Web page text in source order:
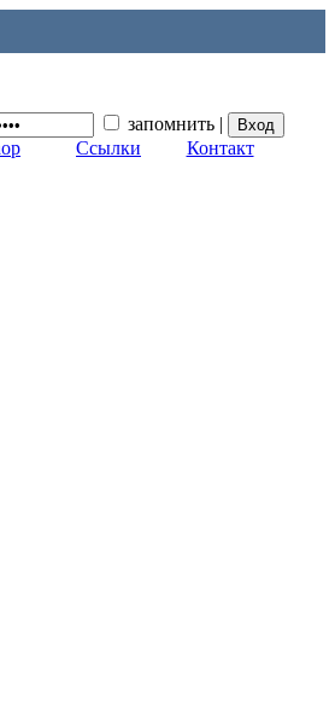
запомнить |
Ссылки Контакт